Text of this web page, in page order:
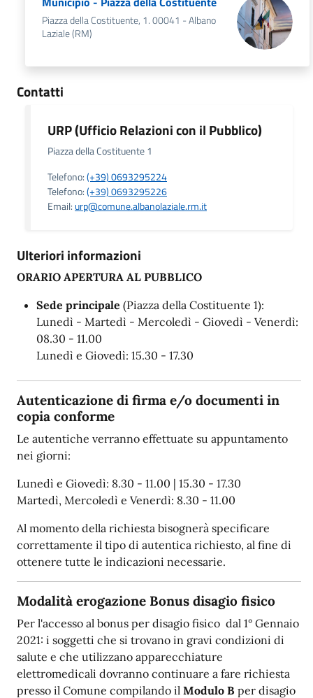
Piazza della Costituente, 1. 00041 - Albano
Laziale (RM)
Contatti
URP (Ufficio Relazioni con il Pubblico)
Piazza della Costituente 1
Telefono:(+39) 0693295224
Telefono:(+39) 0693295226
Email: urp@comune.albanolaziale.rm.it
Ulteriori informazioni
ORARIO APERTURA AL PUBBLICO
Sede principale (Piazza della Costituente 1):
Lunedì - Martedì - Mercoledì - Giovedì - Venerdì:
08.30 - 11.00
Lunedì e Giovedì: 15.30 - 17.30
Autenticazione di firma e/o documenti in
copia conforme
Le autentiche verranno effettuate su appuntamento
nei giorni:
Lunedì e Giovedì: 8.30 - 11.00 | 15.30 - 17.30
Martedì, Mercoledì e Venerdì: 8.30 - 11.00
Al momento della richiesta bisognerà specificare
correttamente il tipo di autentica richiesto, al fine di
ottenere tutte le indicazioni necessarie.
Modalità erogazione Bonus disagio fisico
Per l'accesso al bonus per disagio fisico dal 1° Gennaio
2021: i soggetti che si trovano in gravi condizioni di
salute e che utilizzano apparecchiature
elettromedicali dovranno continuare a fare richiesta
presso il Comune compilando il Modulo B per disagio